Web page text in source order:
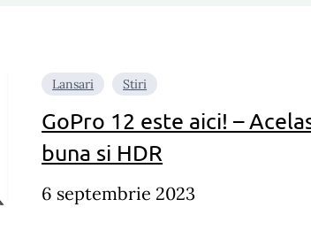
Lansari Stiri
GoPro 12 este aici! –
buna si HDR
6 septembrie 2023